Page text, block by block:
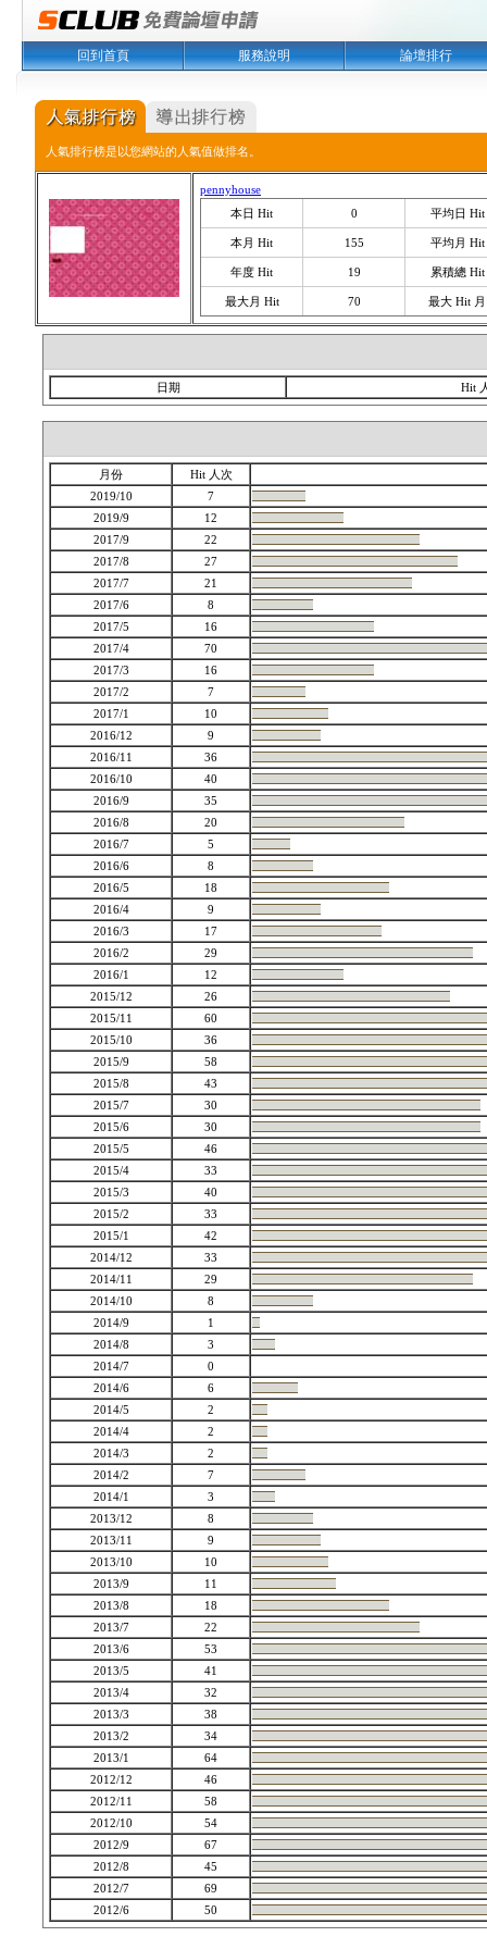
回到首頁 服務說明 論壇排行
人氣排行榜是以您網站的人氣值做排名。
pennyhouse
本日 Hit
0 平均日 Hit
本月 Hit 155 平均月 Hit
年度 Hit 19 累積總 Hit
最大月 Hit 70 最大 Hit 月
日期 Hit
月份
Hit 人次
2019/10
7
2019/9
12
2017/9
22
2017/8
27
2017/7
21
2017/6
8
2017/5
16
2017/4
70
2017/3
16
2017/2
7
2017/1
10
2016/12
9
2016/11
36
2016/10
40
2016/9
35
2016/8
20
2016/7
5
2016/6
8
2016/5
18
2016/4
9
2016/3
17
2016/2
29
2016/1
12
2015/12
26
2015/11
60
2015/10
36
2015/9
58
2015/8
43
2015/7
30
2015/6
30
2015/5
46
2015/4
33
2015/3
40
2015/2
33
2015/1
42
2014/12
33
2014/11
29
2014/10
8
2014/9
1
2014/8
3
2014/7
0
2014/6
6
2014/5
2
2014/4
2
2014/3
2
2014/2
7
2014/1
3
2013/12
8
2013/11
9
2013/10
10
2013/9
11
2013/8
18
2013/7
22
2013/6
53
2013/5
41
2013/4
32
2013/3
38
2013/2
34
2013/1
64
2012/12
46
2012/11
58
2012/10
54
2012/9
67
2012/8
45
2012/7
69
2012/6
50